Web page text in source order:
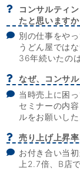
コンサルティ
たと思いますか
別の仕事をや
うどん屋では
36年続いたの
なぜ、コンサ
当時売上に困
セミナーの内
ルをお願いした
売り上げ上昇
お付き合い当
上2.7倍、B店